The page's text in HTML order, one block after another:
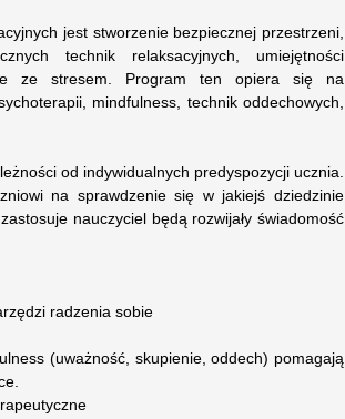
jest stworzenie bezpiecznej przestrzeni,
technik relaksacyjnych, umiejętności
ze stresem. Program ten opiera się na
mindfulness, technik oddechowych,
od indywidualnych predyspozycji ucznia.
na sprawdzenie się w jakiejś dziedzinie
nauczyciel będą rozwijały świadomość
radzenia sobie
(uważność, skupienie, oddech) pomagają